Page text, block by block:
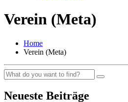
Verein (Meta)
Home
Verein (Meta)
Neueste Beiträge